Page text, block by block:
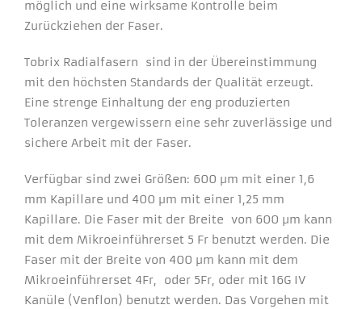
möglich und eine wirksame Kontrolle beim
Zurückziehen der Faser.
Tobrix Radialfasern sind in der Übereinstimmung
mit den höchsten Standards der Qualität erzeugt.
Eine strenge Einhaltung der eng produzierten
Toleranzen vergewissern eine sehr zuverlässige und
sichere Arbeit mit der Faser.
Verfügbar sind zwei Größen: 600 µm mit einer 1,6
mm Kapillare und 400 µm mit einer 1,25 mm
Kapillare. Die Faser mit der Breite von 600 µm kann
mit dem Mikroeinführerset 5 Fr benutzt werden. Die
Faser mit der Breite von 400 µm kann mit dem
Mikroeinführerset 4Fr, oder 5Fr, oder mit 16G IV
Kanüle (Venflon) benutzt werden. Das Vorgehen mit
possible
cookies,
some
functionality
will
disappear